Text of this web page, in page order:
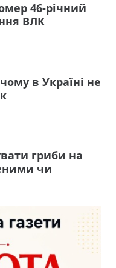
46-річний
ВЛК
в Україні не
гриби на
чи